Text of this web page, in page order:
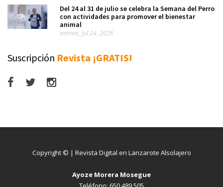
Del 24 al 31 de julio se celebra la Semana del Perro
con actividades para promover el bienestar
animal
viernes, Jul 24, 2026
Suscripción Revista ¡GRATIS!
Copyright © | Revista Digital en Lanzarote Alsolajero
Ayoze Morera Mosegue